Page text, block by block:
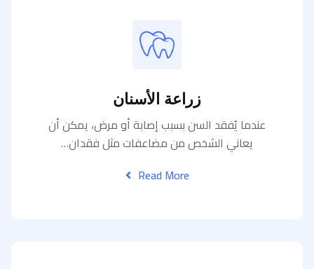
زراعة الأسنان
عندما يُفقد السن بسبب إصابة أو مرض، يمكن أن
يعاني الشخص من مضاعفات مثل فقدان…
Read More